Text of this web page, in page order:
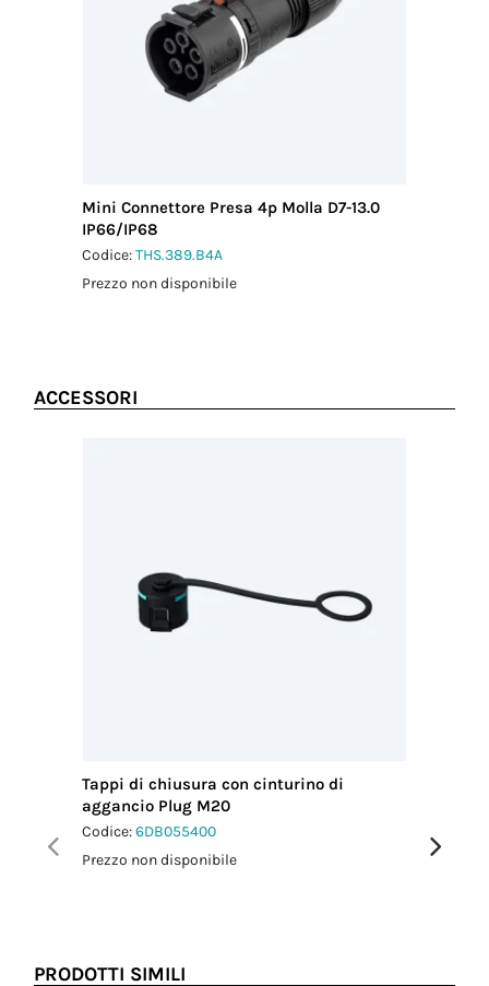
serraggio dado
Mini Connettore Presa 4p Molla D7-13.0
IP66/IP68
Codice:THS.389.B4A
Prezzo non disponibile
ACCESSORI
Tappi di chiusura con cinturino di
aggancio Plug M20
Codice:6DB055400
Prezzo non disponibile
Prezzo
PRODOTTI SIMILI